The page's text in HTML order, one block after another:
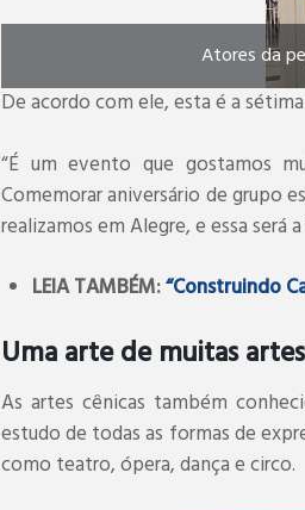
Atores da
De acordo com ele, esta é a
“É um evento que gostamos
Comemorar aniversário de grupo
realizamos em Alegre, e essa
LEIA TAMBÉM:“Construindo
Uma arte de muitas artes
As artes cênicas também
estudo de todas as formas de
como teatro, ópera, dança e circo.